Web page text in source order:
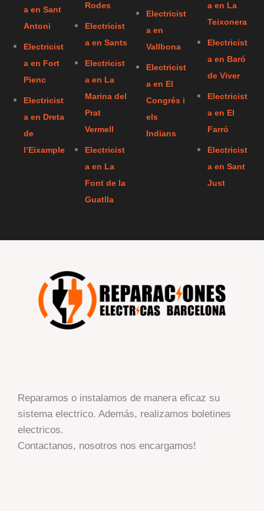
a en Sant
Antoni
Electricist
a en Fort
Pienc
Electricist
a en Dreta
de
l’Eixample
Rodes
Electricist
a en Sants
Electricist
a en La
Marina del
Prat
Vermell
Electricist
a en La
Font de la
Guatlla
Electricist
a en
Vallbona
Electricist
a en El
Congrés i
els
Indians
a en La
Teixonera
Electricist
a en Baró
de Viver
Electricist
a en El
Farró
Electricist
a en Sant
Just
Reparamos o instalamos de manera eficaz su
sistema electrico. Además, realizamos boletines
electricos.
Contactanos, nosotros nos encargamos!